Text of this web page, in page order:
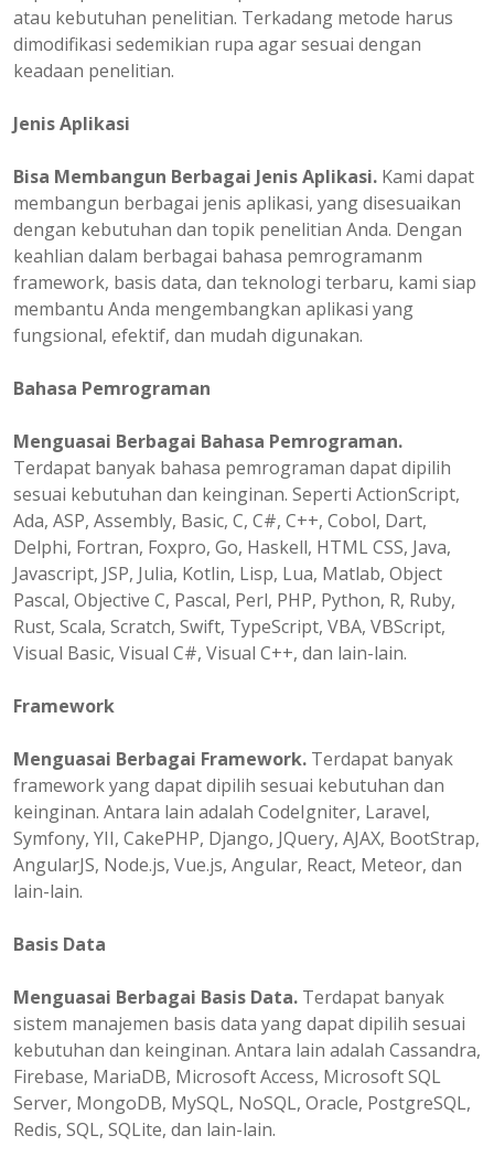
atau kebutuhan penelitian. Terkadang metode harus
dimodifikasi sedemikian rupa agar sesuai dengan
keadaan penelitian.
Jenis Aplikasi
Bisa Membangun Berbagai Jenis Aplikasi. Kami dapat
membangun berbagai jenis aplikasi, yang disesuaikan
dengan kebutuhan dan topik penelitian Anda. Dengan
keahlian dalam berbagai bahasa pemrogramanm
framework, basis data, dan teknologi terbaru, kami siap
membantu Anda mengembangkan aplikasi yang
fungsional, efektif, dan mudah digunakan.
Bahasa Pemrograman
Menguasai Berbagai Bahasa Pemrograman.
Terdapat banyak bahasa pemrograman dapat dipilih
sesuai kebutuhan dan keinginan. Seperti ActionScript,
Ada, ASP, Assembly, Basic, C, C#, C++, Cobol, Dart,
Delphi, Fortran, Foxpro, Go, Haskell, HTML CSS, Java,
Javascript, JSP, Julia, Kotlin, Lisp, Lua, Matlab, Object
Pascal, Objective C, Pascal, Perl, PHP, Python, R, Ruby,
Rust, Scala, Scratch, Swift, TypeScript, VBA, VBScript,
Visual Basic, Visual C#, Visual C++, dan lain-lain.
Framework
Menguasai Berbagai Framework. Terdapat banyak
framework yang dapat dipilih sesuai kebutuhan dan
keinginan. Antara lain adalah CodeIgniter, Laravel,
Symfony, YII, CakePHP, Django, JQuery, AJAX, BootStrap,
AngularJS, Node.js, Vue.js, Angular, React, Meteor, dan
lain-lain.
Basis Data
Menguasai Berbagai Basis Data. Terdapat banyak
sistem manajemen basis data yang dapat dipilih sesuai
kebutuhan dan keinginan. Antara lain adalah Cassandra,
Firebase, MariaDB, Microsoft Access, Microsoft SQL
Server, MongoDB, MySQL, NoSQL, Oracle, PostgreSQL,
Redis, SQL, SQLite, dan lain-lain.